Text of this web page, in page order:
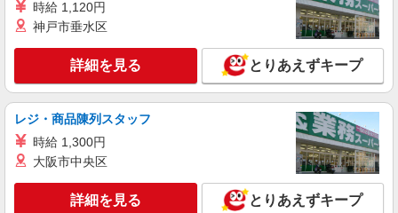
【正社員】月給240,000〜400,000円 ・基本
給：200,000円〜220,000円 ・資格手当：10,000〜
30,000円 ・役職手当：10,000〜70,000円 ・処遇改
善手当：20,000〜60,000円（勤続年数、保有資格
により変動） ・固定残業手当：20,000円（10時
間） ※固定残業時間を超過する場合には超過勤務
手当として別途支給 ・夜勤手当：10,000円/1回
歓迎 ・認知症介護基礎研修 ・初任者研修 ・実務
幸区内
キープ 詳細を見る
派遣社員
株式会社kotrio /●SW-H2-2001251
お試し勤務OK♪矢向駅▼病院で看護助手▼補助
作業のみ！面接なし
時給 1,120円
神戸市垂水区
詳細を見る とりあえずキープ
レジ・商品陳列スタッフ
時給 1,300円
大阪市中央区
詳細を見る とりあえずキープ